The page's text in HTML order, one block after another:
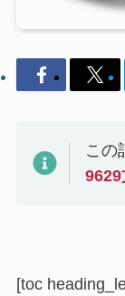
この
9629
[toc